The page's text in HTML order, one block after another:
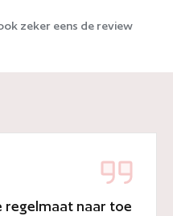
zeker eens de review
regelmaat naar toe